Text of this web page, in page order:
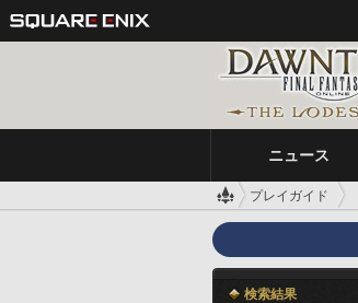
ニュース
プレイガイド
検索結果